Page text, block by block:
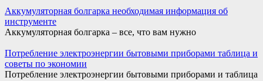
Аккумуляторная болгарка необходимая информация об
инструменте
Аккумуляторная болгарка – все, что вам нужно
Потребление электроэнергии бытовыми приборами таблица и
советы по экономии
Потребление электроэнергии бытовыми приборами и таблица